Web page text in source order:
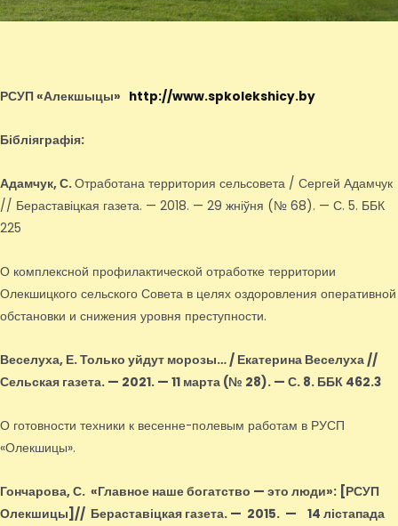
РСУП «Алекшыцы» http://www.spkolekshicy.by
Бібліяграфія:
Адамчук, С.Отработана территория сельсовета / Сергей Адамчук
// Бераставіцкая газета. — 2018. — 29 жніўня (№ 68). — С. 5. ББК
225
О комплексной профилактической отработке территории
Олекшицкого сельского Совета в целях оздоровления оперативной
обстановки и снижения уровня преступности.
Веселуха, Е.Только уйдут морозы… / Екатерина Веселуха //
Сельская газета. — 2021. — 11 марта (№ 28). — С. 8. ББК 462.3
О готовности техники к весенне-полевым работам в РУСП
«Олекшицы».
Гончарова, С. «Главное наше богатство — это люди»: [РСУП
Олекшицы] // Бераставіцкая газета. — 2015. — 14 лістапада